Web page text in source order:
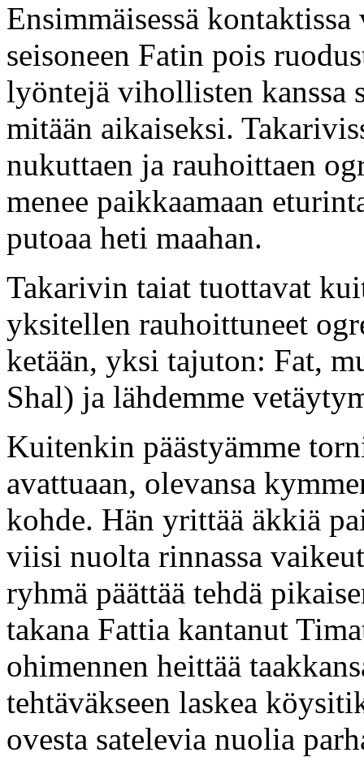
Ensimmäisessä
seisoneen Fatin pois
lyöntejä vihollisten kanssa
mitään aikaiseksi.
nukuttaen ja rauhoittaen
menee paikkaamaan
putoaa heti maahan.
Takarivin taiat tuottavat
yksitellen rauhoittuneet
ketään, yksi tajuton: Fat,
Shal) ja lähdemme
Kuitenkin päästyämme
avattuaan, olevansa
kohde. Hän yrittää äkkiä
viisi nuolta rinnassa
ryhmä päättää tehdä
takana Fattia kantanut
ohimennen heittää
tehtäväkseen laskea
ovesta satelevia nuolia